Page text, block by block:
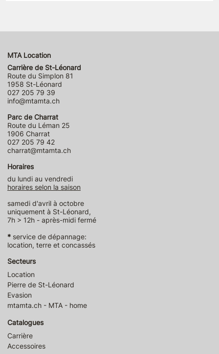
MTA Location
Carrière de St-Léonard
Route du Simplon 81
1958 St-Léonard
027 205 79 39
info@mtamta.ch
Parc de Charrat
Route du Léman 25
1906 Charrat
027 205 79 42
charrat@mtamta.ch
Horaires
du lundi au vendredi
horaires selon la saison
samedi d'avril à octobre
uniquement à St-Léonard,
7h > 12h - après-midi fermé
* service de dépannage:
location, terre et concassés
Secteurs
Location
Pierre de St-Léonard
Evasion
mtamta.ch - MTA - home
Catalogues
Carrière
Accessoires